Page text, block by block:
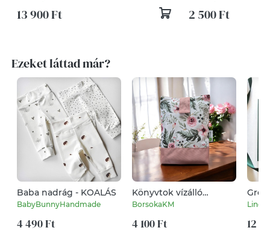
13 900 Ft 2 500 Ft
Ezeket láttad már?
Baba nadrág - KOALÁS
BabyBunnyHandmade
4 490 Ft
Könyvtok vízálló
poliészterből - kerti
résszel
BorsokaKM
4 100 Ft
zöld
12